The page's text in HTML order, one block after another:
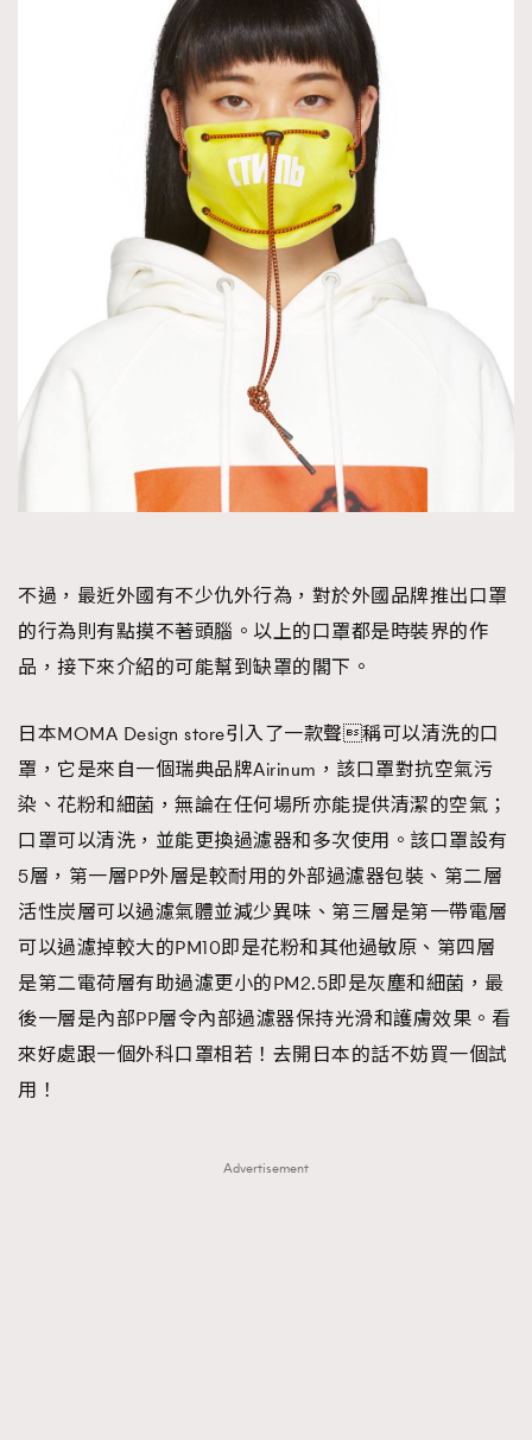
不過，最近外國有不少仇外行為，對於外國品牌推出口罩
的行為則有點摸不著頭腦。以上的口罩都是時裝界的作
品，接下來介紹的可能幫到缺罩的閣下。
日本MOMA Design store引入了一款聲稱可以清洗的口
罩，它是來自一個瑞典品牌Airinum，該口罩對抗空氣污
染、花粉和細菌，無論在任何場所亦能提供清潔的空氣；
口罩可以清洗，並能更換過濾器和多次使用。該口罩設有
5層，第一層PP外層是較耐用的外部過濾器包裝、第二層
活性炭層可以過濾氣體並減少異味、第三層是第一帶電層
可以過濾掉較大的PM10即是花粉和其他過敏原、第四層
是第二電荷層有助過濾更小的PM2.5即是灰塵和細菌，最
後一層是內部PP層令內部過濾器保持光滑和護膚效果。看
來好處跟一個外科口罩相若！去開日本的話不妨買一個試
用！
Advertisement